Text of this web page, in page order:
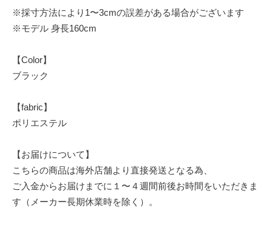
※採寸方法により1〜3cmの誤差がある場合がございます
※モデル 身長160cm
【Color】
ブラック
【fabric】
ポリエステル
【お届けについて】
こちらの商品は海外店舗より直接発送となる為、
ご入金からお届けまでに１〜４週間前後お時間をいただきま
す（メーカー長期休業時を除く）。